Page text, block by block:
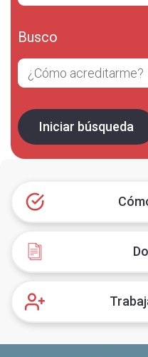
Busco
¿Cómo acreditarme?
Iniciar búsqueda